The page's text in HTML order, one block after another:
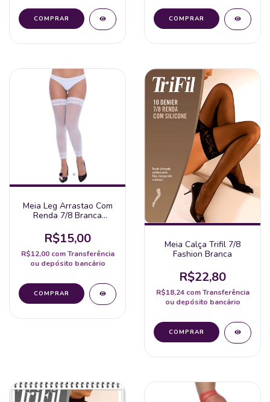
Meia Leg Arrastao Com
Renda 7/8 Branca
R$15,00
R$12,00 com Transferência
ou depósito bancário
Meia Calça Trifil 7/8
Fashion Branca
R$22,80
R$18,24 com Transferência
ou depósito bancário